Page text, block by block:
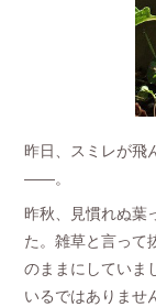
昨日、スミレが飛
――。
昨秋、見慣れぬ葉
た。雑草と言って
のままにしていま
いるではありませ